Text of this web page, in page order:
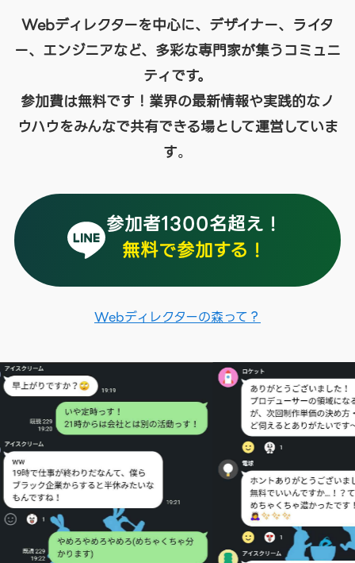
Webディレクターを中心に、デザイナー、ライタ
ー、エンジニアなど、多彩な専門家が集うコミュニ
ティです。
参加費は無料です！業界の最新情報や実践的なノ
ウハウをみんなで共有できる場として運営していま
す。
参加者1300名超え！
無料で参加する！
Webディレクターの森って？